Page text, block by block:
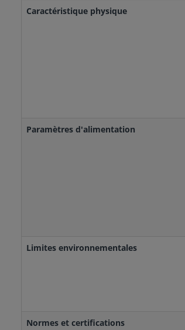
Caractéristique physique
Paramètres d'alimentation
Limites environnementales
Normes et certifications